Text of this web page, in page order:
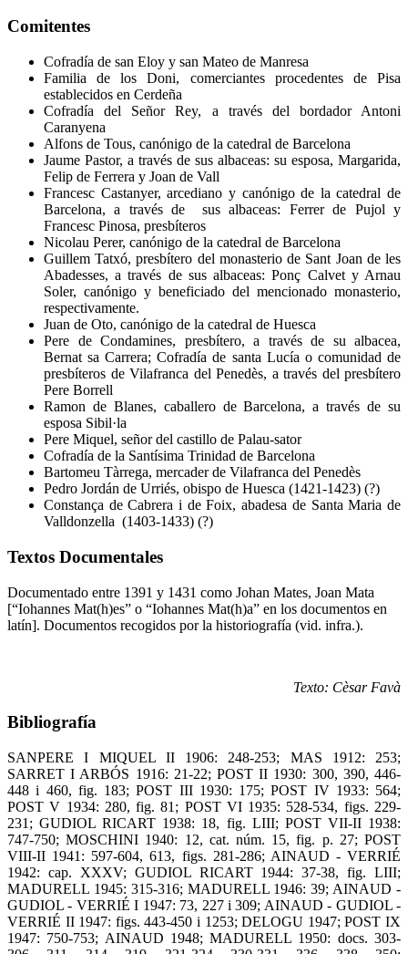
Comitentes
Cofradía de san Eloy y san Mateo de Manresa
Familia de los Doni, comerciantes procedentes de Pisa
establecidos en Cerdeña
Cofradía del Señor Rey, a través del bordador Antoni
Caranyena
Alfons de Tous, canónigo de la catedral de Barcelona
Jaume Pastor, a través de sus albaceas: su esposa, Margarida,
Felip de Ferrera y Joan de Vall
Francesc Castanyer, arcediano y canónigo de la catedral de
Barcelona, a través de sus albaceas: Ferrer de Pujol y
Francesc Pinosa, presbíteros
Nicolau Perer, canónigo de la catedral de Barcelona
Guillem Tatxó, presbítero del monasterio de Sant Joan de les
Abadesses, a través de sus albaceas: Ponç Calvet y Arnau
Soler, canónigo y beneficiado del mencionado monasterio,
respectivamente.
Juan de Oto, canónigo de la catedral de Huesca
Pere de Condamines, presbítero, a través de su albacea,
Bernat sa Carrera; Cofradía de santa Lucía o comunidad de
presbíteros de Vilafranca del Penedès, a través del presbítero
Pere Borrell
Ramon de Blanes, caballero de Barcelona, a través de su
esposa Sibil·la
Pere Miquel, señor del castillo de Palau-sator
Cofradía de la Santísima Trinidad de Barcelona
Bartomeu Tàrrega, mercader de Vilafranca del Penedès
Pedro Jordán de Urriés, obispo de Huesca (1421-1423) (?)
Constança de Cabrera i de Foix, abadesa de Santa Maria de
Valldonzella (1403-1433) (?)
Textos Documentales
Documentado entre 1391 y 1431 como Johan Mates, Joan Mata
[“Iohannes Mat(h)es” o “Iohannes Mat(h)a” en los documentos en
latín]. Documentos recogidos por la historiografía (vid. infra.).
Texto: Cèsar Favà
Bibliografía
SANPERE I MIQUEL II 1906: 248-253; MAS 1912: 253;
SARRET I ARBÓS 1916: 21-22; POST II 1930: 300, 390, 446-
448 i 460, fig. 183; POST III 1930: 175; POST IV 1933: 564;
POST V 1934: 280, fig. 81; POST VI 1935: 528-534, figs. 229-
231; GUDIOL RICART 1938: 18, fig. LIII; POST VII-II 1938:
747-750; MOSCHINI 1940: 12, cat. núm. 15, fig. p. 27; POST
VIII-II 1941: 597-604, 613, figs. 281-286; AINAUD - VERRIÉ
1942: cap. XXXV; GUDIOL RICART 1944: 37-38, fig. LIII;
MADURELL 1945: 315-316; MADURELL 1946: 39; AINAUD -
GUDIOL - VERRIÉ I 1947: 73, 227 i 309; AINAUD - GUDIOL -
VERRIÉ II 1947: figs. 443-450 i 1253; DELOGU 1947; POST IX
1947: 750-753; AINAUD 1948; MADURELL 1950: docs. 303-